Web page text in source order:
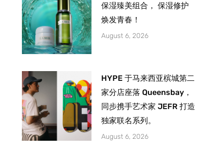
保湿臻美组合， 保湿修护
焕发青春！
August 6, 2026
HYPE 于马来西亚槟城第二
家分店座落 Queensbay，
同步携手艺术家 JEFR 打造
独家联名系列。
August 6, 2026